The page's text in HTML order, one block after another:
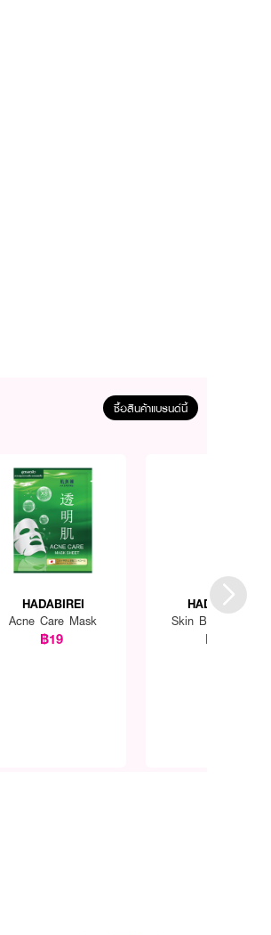
ซื้อสินค้าแบรนด์นี้
HADABIREI
Acne Care Mask
฿19
HADABIREI
Skin Barrier Mask
฿19